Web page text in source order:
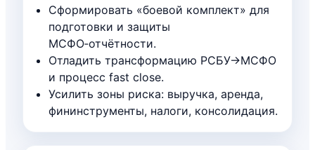
Сформировать «боевой комплект» для
подготовки и защиты
МСФО‑отчётности.
Отладить трансформацию РСБУ→МСФО
и процесс fast close.
Усилить зоны риска: выручка, аренда,
фининструменты, налоги, консолидация.